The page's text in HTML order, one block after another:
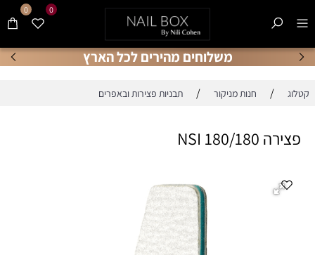
משלוחים מהירים לכל הארץ
0 0
קטלוג / חנות מניקור / תבניות פצירות ובאפרים
פצירה 180/180 NSI